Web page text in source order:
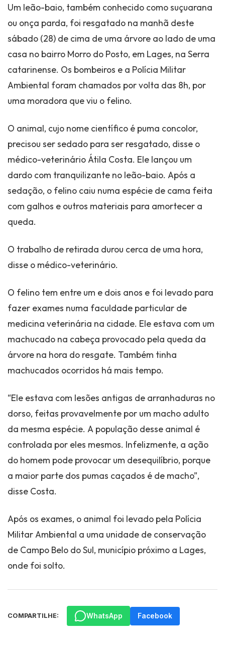
Um leão-baio, também conhecido como suçuarana
ou onça parda, foi resgatado na manhã deste
sábado (28) de cima de uma árvore ao lado de uma
casa no bairro Morro do Posto, em Lages, na Serra
catarinense. Os bombeiros e a Polícia Militar
Ambiental foram chamados por volta das 8h, por
uma moradora que viu o felino.
O animal, cujo nome científico é puma concolor,
precisou ser sedado para ser resgatado, disse o
médico-veterinário Átila Costa. Ele lançou um
dardo com tranquilizante no leão-baio. Após a
sedação, o felino caiu numa espécie de cama feita
com galhos e outros materiais para amortecer a
queda.
O trabalho de retirada durou cerca de uma hora,
disse o médico-veterinário.
O felino tem entre um e dois anos e foi levado para
fazer exames numa faculdade particular de
medicina veterinária na cidade. Ele estava com um
machucado na cabeça provocado pela queda da
árvore na hora do resgate. Também tinha
machucados ocorridos há mais tempo.
“Ele estava com lesões antigas de arranhaduras no
dorso, feitas provavelmente por um macho adulto
da mesma espécie. A população desse animal é
controlada por eles mesmos. Infelizmente, a ação
do homem pode provocar um desequilíbrio, porque
a maior parte dos pumas caçados é de macho”,
disse Costa.
Após os exames, o animal foi levado pela Polícia
Militar Ambiental a uma unidade de conservação
de Campo Belo do Sul, município próximo a Lages,
onde foi solto.
COMPARTILHE: WhatsApp Facebook